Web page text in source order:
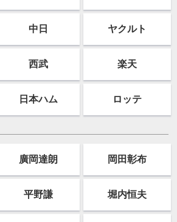
中日 ヤクルト
西武 楽天
日本ハム ロッテ
廣岡達朗 岡田彰布
平野謙 堀内恒夫